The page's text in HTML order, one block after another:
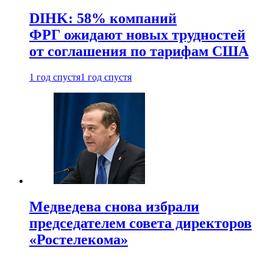
DIHK: 58% компаний
ФРГ ожидают новых трудностей
от соглашения по тарифам США
1 год спустя1 год спустя
Медведева снова избрали
председателем совета директоров
«Ростелекома»